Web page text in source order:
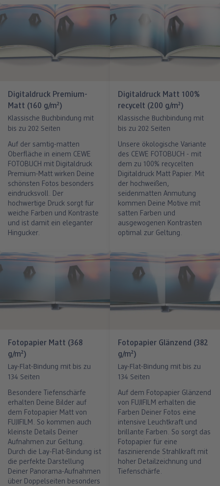
Digitaldruck Premium-
Matt (160 g/m²)
Klassische Buchbindung mit
bis zu 202 Seiten
Auf der samtig-matten
Oberfläche in einem CEWE
FOTOBUCH mit Digitaldruck
Premium-Matt wirken Deine
schönsten Fotos besonders
eindrucksvoll. Der
hochwertige Druck sorgt für
weiche Farben und Kontraste
und ist damit ein eleganter
Hingucker.
Digitaldruck Matt 100%
recycelt (200 g/m²)
Klassische Buchbindung mit
bis zu 202 Seiten
Unsere ökologische Variante
des CEWE FOTOBUCH - mit
dem zu 100% recycelten
Digitaldruck Matt Papier. Mit
der hochweißen,
seidenmatten Anmutung
kommen Deine Motive mit
satten Farben und
ausgewogenen Kontrasten
optimal zur Geltung.
Fotopapier Matt (368
g/m²)
Lay-Flat-Bindung mit bis zu
134 Seiten
Besondere Tiefenschärfe
erhalten Deine Bilder auf
dem Fotopapier Matt von
FUJIFILM. So kommen auch
kleinste Details Deiner
Aufnahmen zur Geltung.
Durch die Lay-Flat-Bindung ist
die perfekte Darstellung
Deiner Panorama-Aufnahmen
über Doppelseiten besonders
Fotopapier Glänzend (382
g/m²)
Lay-Flat-Bindung mit bis zu
134 Seiten
Auf dem Fotopapier Glänzend
von FUJIFILM erhalten die
Farben Deiner Fotos eine
intensive Leuchtkraft und
brillante Farben. So sorgt das
Fotopapier für eine
faszinierende Strahlkraft mit
hoher Detailzeichnung und
Tiefenschärfe.